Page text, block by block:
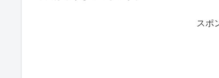
スポ